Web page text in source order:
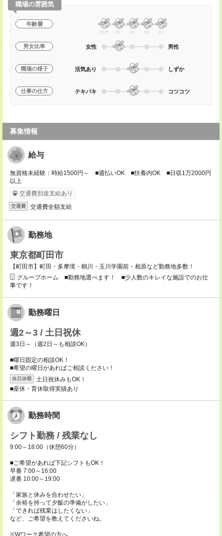
職場の雰囲気
年齢層
20代 30 40 50 60
男女比率 女性 男性
職場の様子 活気あり しずか
仕事の仕方 テキパキ コツコツ
募集情報
給与
無資格未経験：時給1500円～ ■週払いOK ■扶養内OK ■日収1万2000円
以上
交通費別途支給あり
交通費 交通費全額支給
勤務地
東京都町田市
【町田市】町田・多摩境・鶴川・玉川学園前・相原など勤務地多数！
グループホーム ■勤務地選べます！ ■少人数のキレイな施設でのお仕
事です！
勤務曜日
週2～3 / 土日祝休
週3日～（週2日～も相談OK）
■曜日固定の相談OK！
■希望の曜日があればご相談ください！
休日休暇
土日祝休みもOK！
■産休・育休取得実績あり
勤務時間
シフト勤務 / 残業なし
9:00～18:00（休憩60分）
■ご希望があれば下記シフトもOK！
早番 7:00～16:00
遅番 10:00～19:00
「家族と休みを合わせたい」
「余裕を持って夕飯の準備がしたい」
「できれば残業はしたくない」
など、ご希望を教えてくださいね。
※Wワーク希望の方へ